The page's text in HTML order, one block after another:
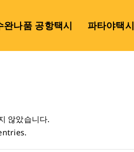
완나품 공항택시 파타야택시
않았습니다.